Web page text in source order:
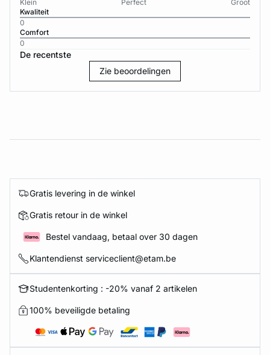
Klein
Perfect
Groot
Kwaliteit
0
Comfort
0
De recentste
Zie beoordelingen
Gratis levering in de winkel
Gratis retour in de winkel
Bestel vandaag, betaal over 30 dagen
Klantendienst serviceclient@etam.be
Studentenkorting : -20% vanaf 2 artikelen
100% beveiligde betaling